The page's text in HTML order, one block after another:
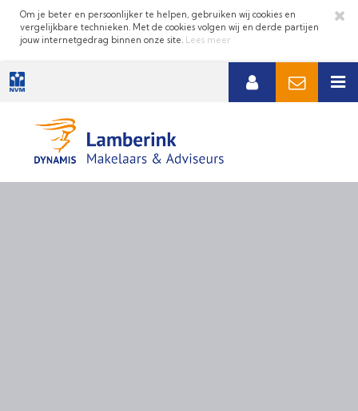
Om je beter en persoonlijker te helpen, gebruiken wij cookies en
vergelijkbare technieken. Met de cookies volgen wij en derde partijen
jouw internetgedrag binnen onze site. Lees meer